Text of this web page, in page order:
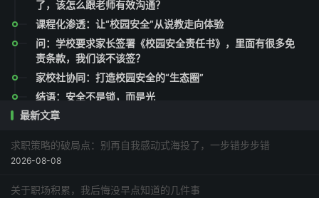
了，该怎么跟老师有效沟通？
课程化渗透：让“校园安全”从说教走向体验
问：学校要求家长签署《校园安全责任书》，里面有很多免
责条款，我们该不该签？
家校社协同：打造校园安全的“生态圈”
结语：安全不是锁，而是光
最新文章
求职策略的破局点：别再自我感动式海投了，一步错步步错
2026-08-08
关于职场积累，我后悔没早点知道的几件事